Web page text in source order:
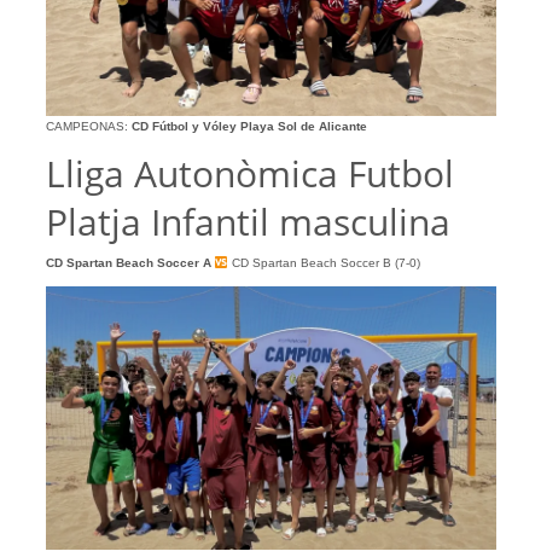
CAMPEONAS: CD Fútbol y Vóley Playa Sol de Alicante
Lliga Autonòmica Futbol
Platja Infantil masculina
CD Spartan Beach Soccer A CD Spartan Beach Soccer B (7-0)